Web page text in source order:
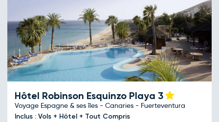
Hôtel Robinson Esquinzo Playa 3
Voyage Espagne & ses îles - Canaries - Fuerteventura
Inclus : Vols + Hôtel + Tout Compris